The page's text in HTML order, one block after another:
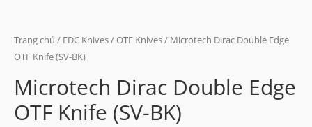
Trang chủ / EDC Knives/OTF Knives/ Microtech Dirac Double Edge
OTF Knife (SV-BK)
Microtech Dirac Double Edge
OTF Knife (SV-BK)